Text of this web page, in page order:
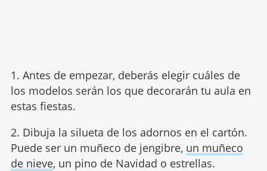
1. Antes de empezar, deberás elegir cuáles de
los modelos serán los que decorarán tu aula en
estas fiestas.
2. Dibuja la silueta de los adornos en el cartón.
Puede ser un muñeco de jengibre, un muñeco
de nieve, un pino de Navidad o estrellas.